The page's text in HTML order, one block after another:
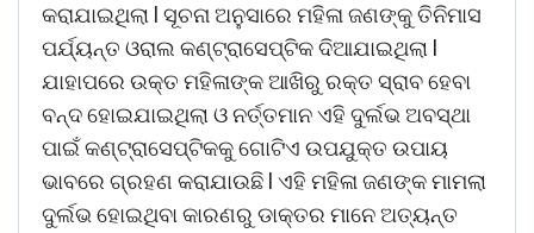
କରାଯାଇଥିଲା l ସୂଚନା ଅନୁସାରେ ମହିଳା ଜଣଙ୍କୁ ତିନିମାସ
ପର୍ଯ୍ୟନ୍ତ ଓରାଲ କଣ୍ଟ୍ରାସେପ୍ଟିକ ଦିଆଯାଇଥିଲା l
ଯାହାପରେ ଉକ୍ତ ମହିଳାଙ୍କ ଆଖିରୁ ରକ୍ତ ସ୍ରାବ ହେବା
ବନ୍ଦ ହୋଇଯାଇଥିଲା ଓ ନର୍ତ୍ତମାନ ଏହି ଦୁର୍ଲଭ ଅବସ୍ଥା
ପାଇଁ କଣ୍ଟ୍ରାସେପ୍ଟିକକୁ ଗୋଟିଏ ଉପଯୁକ୍ତ ଉପାୟ
ଭାବରେ ଗ୍ରହଣ କରାଯାଉଛି l ଏହି ମହିଳା ଜଣଙ୍କ ମାମଲା
ଦୁର୍ଲଭ ହୋଇଥିବା କାରଣରୁ ଡାକ୍ତର ମାନେ ଅତ୍ୟନ୍ତ